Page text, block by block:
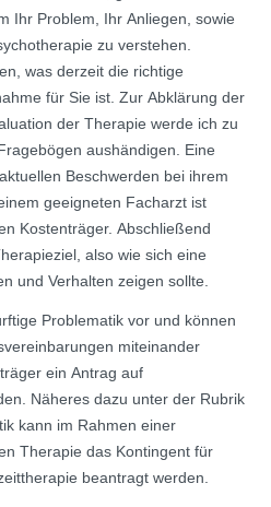
Ihr Problem, Ihr Anliegen, sowie
zu verstehen.
was derzeit die richtige
für Sie ist. Zur Abklärung der
der Therapie werde ich zu
aushändigen. Eine
Beschwerden bei ihrem
geeigneten Facharzt ist
Kostenträger. Abschließend
also wie sich eine
und Verhalten zeigen sollte.
Problematik vor und können
miteinander
ein Antrag auf
Näheres dazu unter der Rubrik
kann im Rahmen einer
Therapie das Kontingent für
beantragt werden.